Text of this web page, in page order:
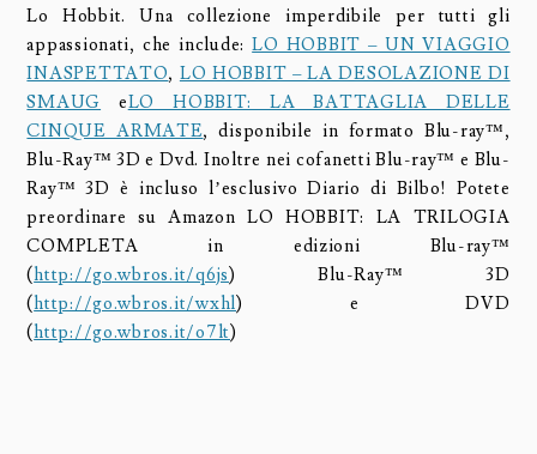
Lo Hobbit. Una collezione imperdibile per tutti gli
appassionati, che include:LO HOBBIT – UN VIAGGIO
INASPETTATO, LO HOBBIT – LA DESOLAZIONE DI
SMAUG
eLO HOBBIT: LA BATTAGLIA DELLE
CINQUE ARMATE, disponibile in formato Blu-ray™,
Blu-Ray™ 3D e Dvd. Inoltre nei cofanetti Blu-ray™ e Blu-
Ray™ 3D è incluso l’esclusivo Diario di Bilbo! Potete
preordinare su Amazon LO HOBBIT: LA TRILOGIA
COMPLETA in edizioni Blu-ray™
(http://go.wbros.it/q6js) Blu-Ray™ 3D
(http://go.wbros.it/wxhl) e DVD
(http://go.wbros.it/o7lt)